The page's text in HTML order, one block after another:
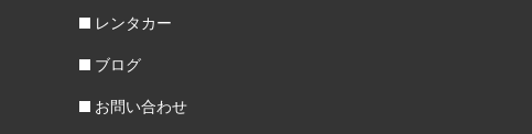
レンタカー
ブログ
お問い合わせ